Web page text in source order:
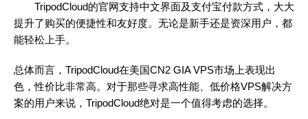
TripodCloud的官网支持中文界面及支付宝付款方式，大大
提升了购买的便捷性和友好度。无论是新手还是资深用户，都
能轻松上手。
总体而言，TripodCloud在美国CN2 GIA VPS市场上表现出
色，性价比非常高。对于那些寻求高性能、低价格VPS解决方
案的用户来说，TripodCloud绝对是一个值得考虑的选择。